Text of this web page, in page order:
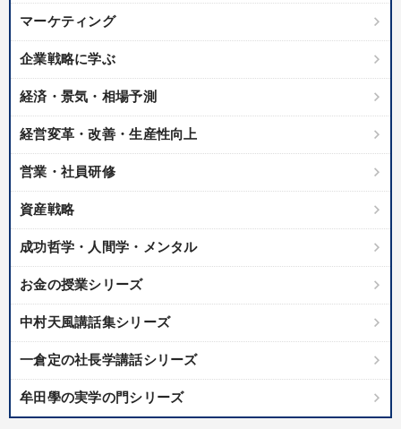
マーケティング
企業戦略に学ぶ
経済・景気・相場予測
経営変革・改善・生産性向上
営業・社員研修
資産戦略
成功哲学・人間学・メンタル
お金の授業シリーズ
中村天風講話集シリーズ
一倉定の社長学講話シリーズ
牟田學の実学の門シリーズ